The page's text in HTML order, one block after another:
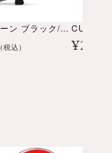
BULLITT レーン ブラック/ホワイト
(税込) ¥